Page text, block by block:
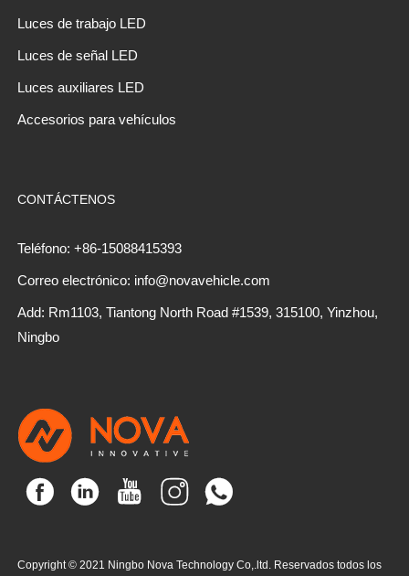
Luces de trabajo LED
Luces de señal LED
Luces auxiliares LED
Accesorios para vehículos
CONTÁCTENOS
Teléfono: +86-15088415393
Correo electrónico: info@novavehicle.com
Add: Rm1103, Tiantong North Road #1539, 315100, Yinzhou,
Ningbo
Copyright © 2021 Ningbo Nova Technology Co,.ltd. Reservados todos los